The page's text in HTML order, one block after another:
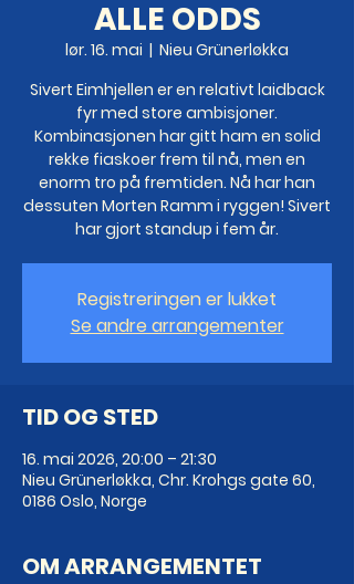
ALLE ODDS
lør. 16. mai
  |
Nieu Grünerløkka
Sivert Eimhjellen er en relativt laidback
fyr med store ambisjoner.
Kombinasjonen har gitt ham en solid
rekke fiaskoer frem til nå, men en
enorm tro på fremtiden. Nå har han
dessuten Morten Ramm i ryggen! Sivert
har gjort standup i fem år.
Registreringen er lukket
Se andre arrangementer
TID OG STED
16. mai 2026, 20:00 – 21:30
Nieu Grünerløkka, Chr. Krohgs gate 60,
0186 Oslo, Norge
OM ARRANGEMENTET